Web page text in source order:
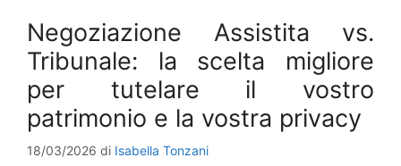
Negoziazione Assistita vs.
Tribunale: la scelta migliore
per tutelare il vostro
patrimonio e la vostra privacy
18/03/2026 di Isabella Tonzani